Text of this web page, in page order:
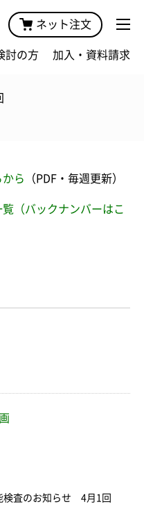
ネット注文
討の方 加入・資料請求
ら （PDF・毎週更新）
（バックナンバーはこ
検査のお知らせ 4月1回